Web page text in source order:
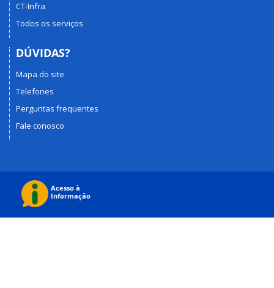
CT-Infra
Todos os serviços
DÚVIDAS?
Mapa do site
Telefones
Perguntas frequentes
Fale conosco